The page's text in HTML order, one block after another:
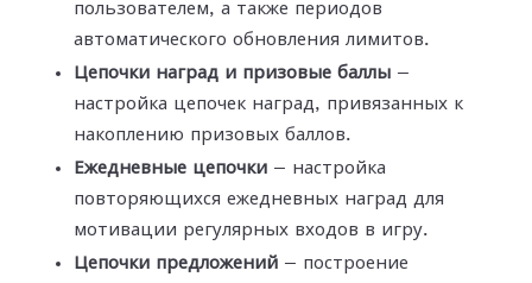
пользователем, а также периодов
автоматического обновления лимитов.
Цепочки наград и призовые баллы —
настройка цепочек наград, привязанных к
накоплению призовых баллов.
Ежедневные цепочки — настройка
повторяющихся ежедневных наград для
мотивации регулярных входов в игру.
Цепочки предложений — построение